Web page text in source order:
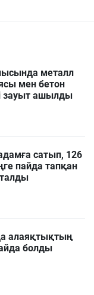
металл
мен бетон
зауыт ашылды
сатып, 126
пайда тапқан
алаяқтықтың
болды